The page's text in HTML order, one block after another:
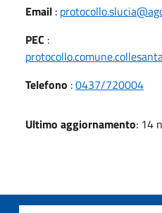
Email :
PEC :
Telefono :0437/720004
Ultimo aggiornamento: 14